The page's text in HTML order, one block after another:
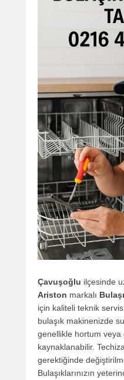
Çavuşoğlu ilçesinde
Ariston markalı
için kaliteli teknik
bulaşık makinenizde su
genellikle hortum veya
kaynaklanabilir.
gerektiğinde
Bulaşıklarınızın